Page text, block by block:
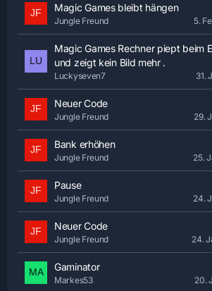
Magic Games bleibt hängen
Jungle Freund
5.
Magic Games Rechner piept beim
und zeigt kein Bild mehr .
Luckyseven7 31.
Neuer Code
Jungle Freund
29.
Bank erhöhen
Jungle Freund
25.
Pause
Jungle Freund
24.
Neuer Code
Jungle Freund
24.
Gaminator
Markes53 20.